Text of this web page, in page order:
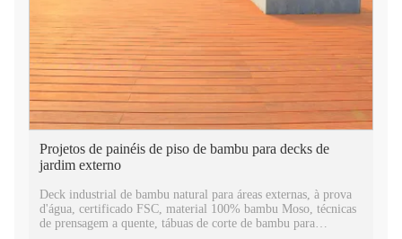
Projetos de painéis de piso de bambu para decks de
jardim externo
Deck industrial de bambu natural para áreas externas, à prova
d'água, certificado FSC, material 100% bambu Moso, técnicas
de prensagem a quente, tábuas de corte de bambu para